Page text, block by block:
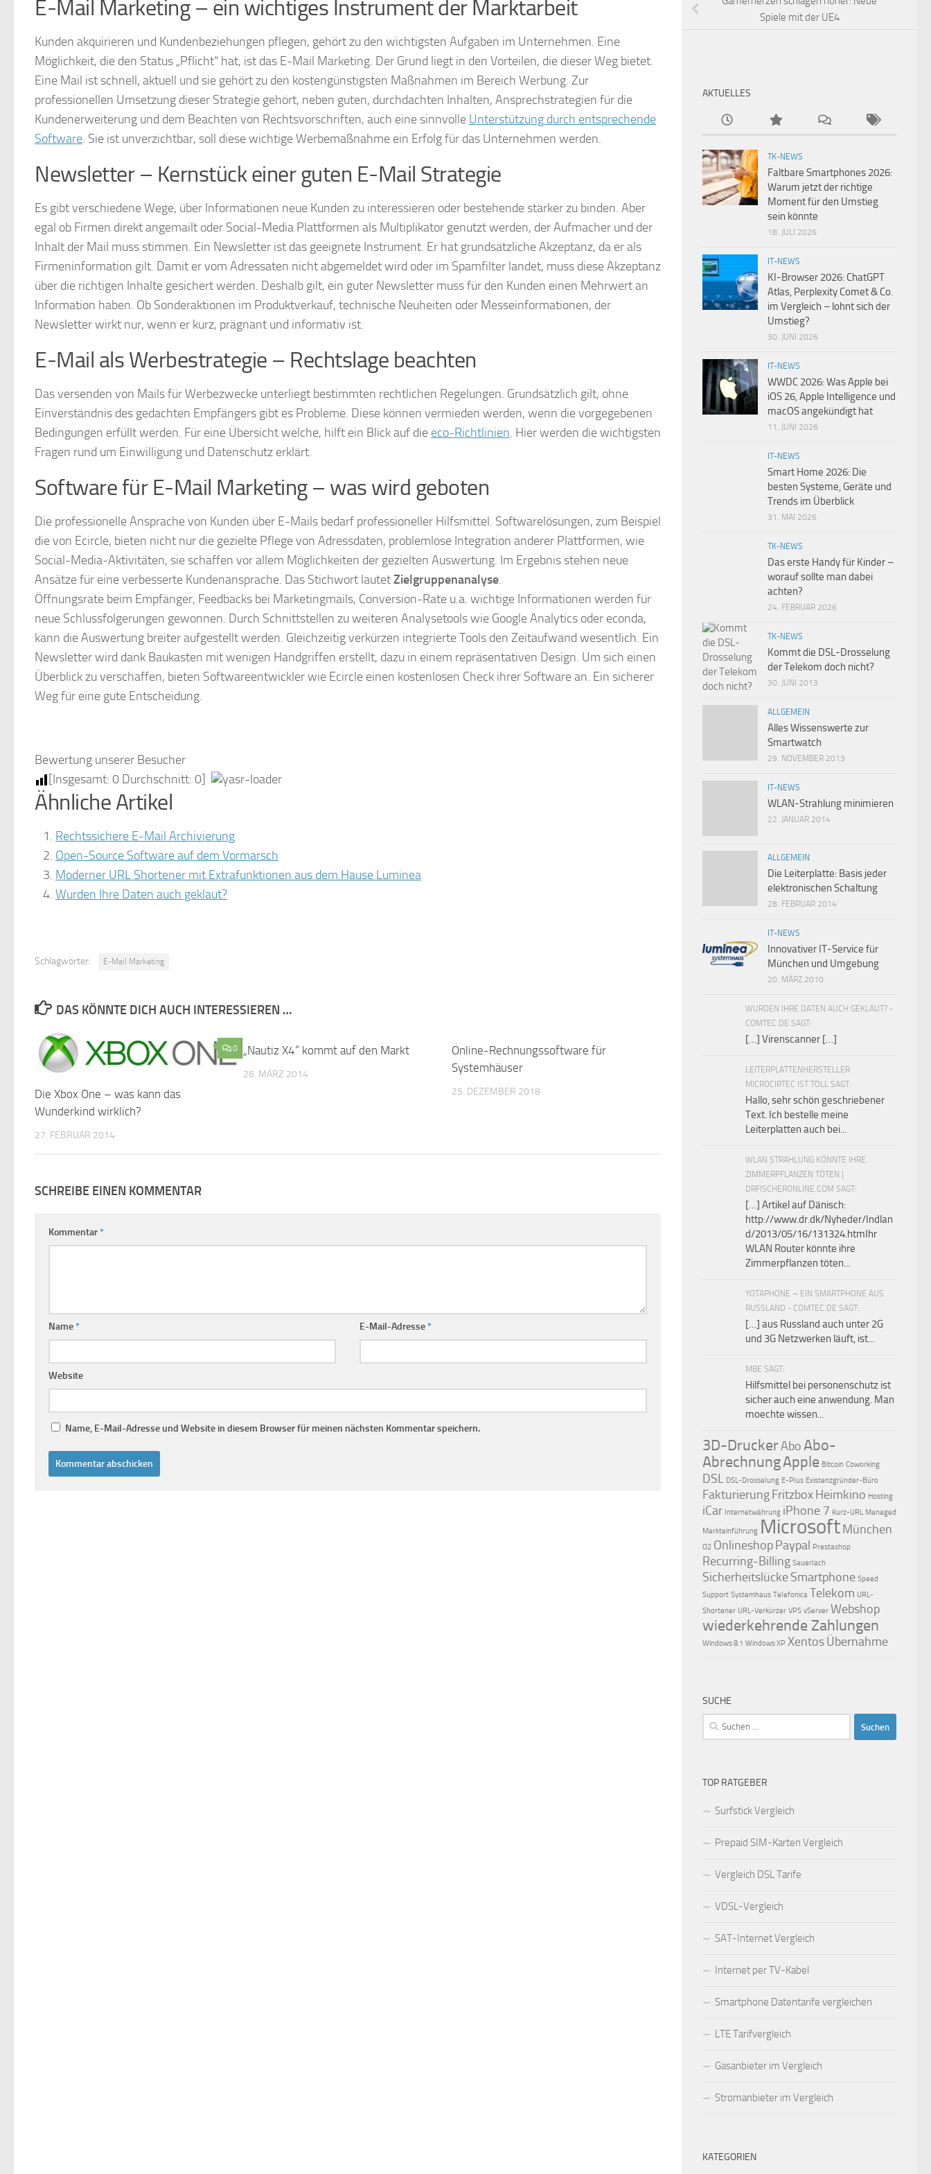
E-Mail Marketing – ein wichtiges Instrument der Marktarbeit
Kunden akquirieren und Kundenbeziehungen pflegen, gehört zu den wichtigsten Aufgaben im Unternehmen. Eine
Möglichkeit, die den Status „Pflicht“ hat, ist das E-Mail Marketing. Der Grund liegt in den Vorteilen, die dieser Weg bietet.
Eine Mail ist schnell, aktuell und sie gehört zu den kostengünstigsten Maßnahmen im Bereich Werbung. Zur
professionellen Umsetzung dieser Strategie gehört, neben guten, durchdachten Inhalten, Ansprechstrategien für die
Kundenerweiterung und dem Beachten von Rechtsvorschriften, auch eine sinnvolle Unterstützung durch entsprechende
Software. Sie ist unverzichtbar, soll diese wichtige Werbemaßnahme ein Erfolg für das Unternehmen werden.
Newsletter – Kernstück einer guten E-Mail Strategie
Es gibt verschiedene Wege, über Informationen neue Kunden zu interessieren oder bestehende stärker zu binden. Aber
egal ob Firmen direkt angemailt oder Social-Media Plattformen als Multiplikator genutzt werden, der Aufmacher und der
Inhalt der Mail muss stimmen. Ein Newsletter ist das geeignete Instrument. Er hat grundsätzliche Akzeptanz, da er als
Firmeninformation gilt. Damit er vom Adressaten nicht abgemeldet wird oder im Spamfilter landet, muss diese Akzeptanz
über die richtigen Inhalte gesichert werden. Deshalb gilt, ein guter Newsletter muss für den Kunden einen Mehrwert an
Information haben. Ob Sonderaktionen im Produktverkauf, technische Neuheiten oder Messeinformationen, der
Newsletter wirkt nur, wenn er kurz, prägnant und informativ ist.
E-Mail als Werbestrategie – Rechtslage beachten
Das versenden von Mails für Werbezwecke unterliegt bestimmten rechtlichen Regelungen. Grundsätzlich gilt, ohne
Einverständnis des gedachten Empfängers gibt es Probleme. Diese können vermieden werden, wenn die vorgegebenen
Bedingungen erfüllt werden. Für eine Übersicht welche, hilft ein Blick auf die eco-Richtlinien. Hier werden die wichtigsten
Fragen rund um Einwilligung und Datenschutz erklärt.
Software für E-Mail Marketing – was wird geboten
Die professionelle Ansprache von Kunden über E-Mails bedarf professioneller Hilfsmittel. Softwarelösungen, zum Beispiel
die von Ecircle, bieten nicht nur die gezielte Pflege von Adressdaten, problemlose Integration anderer Plattformen, wie
Social-Media-Aktivitäten, sie schaffen vor allem Möglichkeiten der gezielten Auswertung. Im Ergebnis stehen neue
Ansätze für eine verbesserte Kundenansprache. Das Stichwort lautetZielgruppenanalyse.
Öffnungsrate beim Empfänger, Feedbacks bei Marketingmails, Conversion-Rate u.a. wichtige Informationen werden für
neue Schlussfolgerungen gewonnen. Durch Schnittstellen zu weiteren Analysetools wie Google Analytics oder econda,
kann die Auswertung breiter aufgestellt werden. Gleichzeitig verkürzen integrierte Tools den Zeitaufwand wesentlich. Ein
Newsletter wird dank Baukasten mit wenigen Handgriffen erstellt, dazu in einem repräsentativen Design. Um sich einen
Überblick zu verschaffen, bieten Softwareentwickler wie Ecircle einen kostenlosen Check ihrer Software an. Ein sicherer
Weg für eine gute Entscheidung.
Bewertung unserer Besucher
[Insgesamt: 0 Durchschnitt: 0]
Ähnliche Artikel
Rechtssichere E-Mail Archivierung
Open-Source Software auf dem Vormarsch
Moderner URL Shortener mit Extrafunktionen aus dem Hause Luminea
Wurden Ihre Daten auch geklaut?
Schlagwörter: E-Mail Marketing
DAS KÖNNTE DICH AUCH INTERESSIEREN …
0
Die Xbox One – was kann das
Wunderkind wirklich?
27. FEBRUAR 2014
„Nautiz X4“ kommt auf den Markt
26. MÄRZ 2014
Online-Rechnungssoftware für
Systemhäuser
25. DEZEMBER 2018
SCHREIBE EINEN KOMMENTAR
Kommentar*
Name* E-Mail-Adresse*
Website
Name, E-Mail-Adresse und Website in diesem Browser für meinen nächsten Kommentar speichern.
Spiele mit der UE4
AKTUELLES
TK-NEWS
Faltbare Smartphones 2026:
Warum jetzt der richtige
Moment für den Umstieg
sein könnte
18. JULI 2026
IT-NEWS
KI-Browser 2026: ChatGPT
Atlas, Perplexity Comet & Co.
im Vergleich – lohnt sich der
Umstieg?
30. JUNI 2026
IT-NEWS
WWDC 2026: Was Apple bei
iOS 26, Apple Intelligence und
macOS angekündigt hat
11. JUNI 2026
IT-NEWS
Smart Home 2026: Die
besten Systeme, Geräte und
Trends im Überblick
31. MAI 2026
TK-NEWS
Das erste Handy für Kinder –
worauf sollte man dabei
achten?
24. FEBRUAR 2026
TK-NEWS
Kommt die DSL-Drosselung
der Telekom doch nicht?
30. JUNI 2013
ALLGEMEIN
Alles Wissenswerte zur
Smartwatch
29. NOVEMBER 2013
IT-NEWS
WLAN-Strahlung minimieren
22. JANUAR 2014
ALLGEMEIN
Die Leiterplatte: Basis jeder
elektronischen Schaltung
28. FEBRUAR 2014
IT-NEWS
Innovativer IT-Service für
München und Umgebung
20. MÄRZ 2010
WURDEN IHRE DATEN AUCH GEKLAUT? -
COMTEC.DE SAGT:
[…] Virenscanner […]
LEITERPLATTENHERSTELLER
MICROCIRTEC IST TOLL SAGT:
Hallo, sehr schön geschriebener
Text. Ich bestelle meine
Leiterplatten auch bei...
WLAN STRAHLUNG KÖNNTE IHRE
ZIMMERPFLANZEN TÖTEN |
DRFISCHERONLINE.COM SAGT:
[…] Artikel auf Dänisch:
http://www.dr.dk/Nyheder/Indlan
d/2013/05/16/131324.htmIhr
WLAN Router könnte ihre
Zimmerpflanzen töten...
YOTAPHONE – EIN SMARTPHONE AUS
RUSSLAND - COMTEC.DE SAGT:
[…] aus Russland auch unter 2G
und 3G Netzwerken läuft, ist...
MBE SAGT:
Hilfsmittel bei personenschutz ist
sicher auch eine anwendung. Man
moechte wissen...
3D-DruckerAbo Abo-
AbrechnungApple Bitcoin Coworking
DSL DSL-Drosselung E-Plus Existenzgründer-Büro
Fakturierung Fritzbox Heimkino Hosting
iCar Internetwährung iPhone 7 Kurz-URL Managed
Markteinführung Microsoft München
O2 Onlineshop Paypal Prestashop
Recurring-Billing Sauerlach
Sicherheitslücke Smartphone Speed
Support Systemhaus Telefonica Telekom URL-
Shortener URL-Verkürzer VPS vServer Webshop
wiederkehrende Zahlungen
Windows 8.1 Windows XP Xentos Übernahme
SUCHE
Suchen
nach:
TOP RATGEBER
Surfstick Vergleich
Prepaid SIM-Karten Vergleich
Vergleich DSL Tarife
VDSL-Vergleich
SAT-Internet Vergleich
Internet per TV-Kabel
Smartphone Datentarife vergleichen
LTE Tarifvergleich
Gasanbieter im Vergleich
Stromanbieter im Vergleich
KATEGORIEN